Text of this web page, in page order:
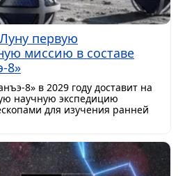
первую
миссию в составе
8»
8» в 2029 году доставит на
научную экспедицию
для изучения ранней